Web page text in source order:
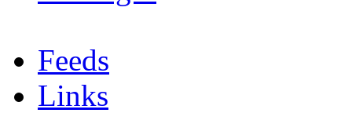
Feeds
Links